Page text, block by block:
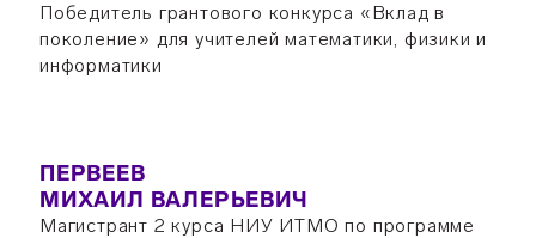
Победитель грантового конкурса «Вклад в
поколение» для учителей математики, физики и
информатики
ПЕРВЕЕВ
МИХАИЛ ВАЛЕРЬЕВИЧ
Магистрант 2 курса НИУ ИТМО по программе